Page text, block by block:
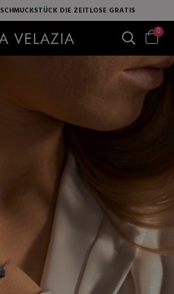
SCHMUCKSTÜCK DIE ZEITLOSE GRATIS
0